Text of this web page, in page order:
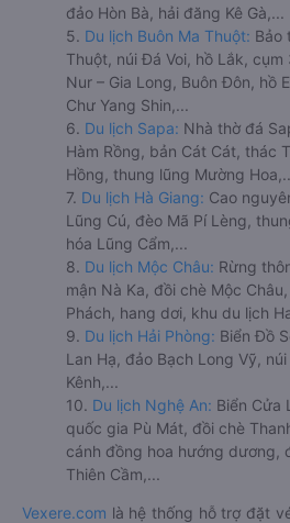
đảo Hòn Bà, hải đăng Kê Gà,...
5. Du lịch Buôn Ma Thuột: Bảo
Thuột, núi Đá Voi, hồ Lắk,
Nur – Gia Long, Buôn Đôn, hồ
Chư Yang Shin,...
6. Du lịch Sapa: Nhà thờ đá
Hàm Rồng, bản Cát Cát, thác
Hồng, thung lũng Mường
7. Du lịch Hà Giang: Cao
Lũng Cú, đèo Mã Pí Lèng,
hóa Lũng Cẩm,...
8. Du lịch Mộc Châu: Rừng
mận Nà Ka, đồi chè Mộc
Phách, hang dơi, khu du lịch
9. Du lịch Hải Phòng: Biển Đồ
Lan Hạ, đảo Bạch Long Vỹ,
Kênh,...
10. Du lịch Nghệ An: Biển Cửa
quốc gia Pù Mát, đồi chè
cánh đồng hoa hướng dương,
Thiên Cầm,...
Vexere.com là hệ thống hỗ trợ đặt